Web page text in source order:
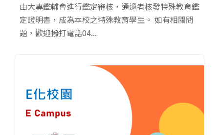
由大專鑑輔會進行鑑定審核，通過者核發特殊教育鑑
定證明書，成為本校之特殊教育學生。 如有相關問
題，歡迎撥打電話04...